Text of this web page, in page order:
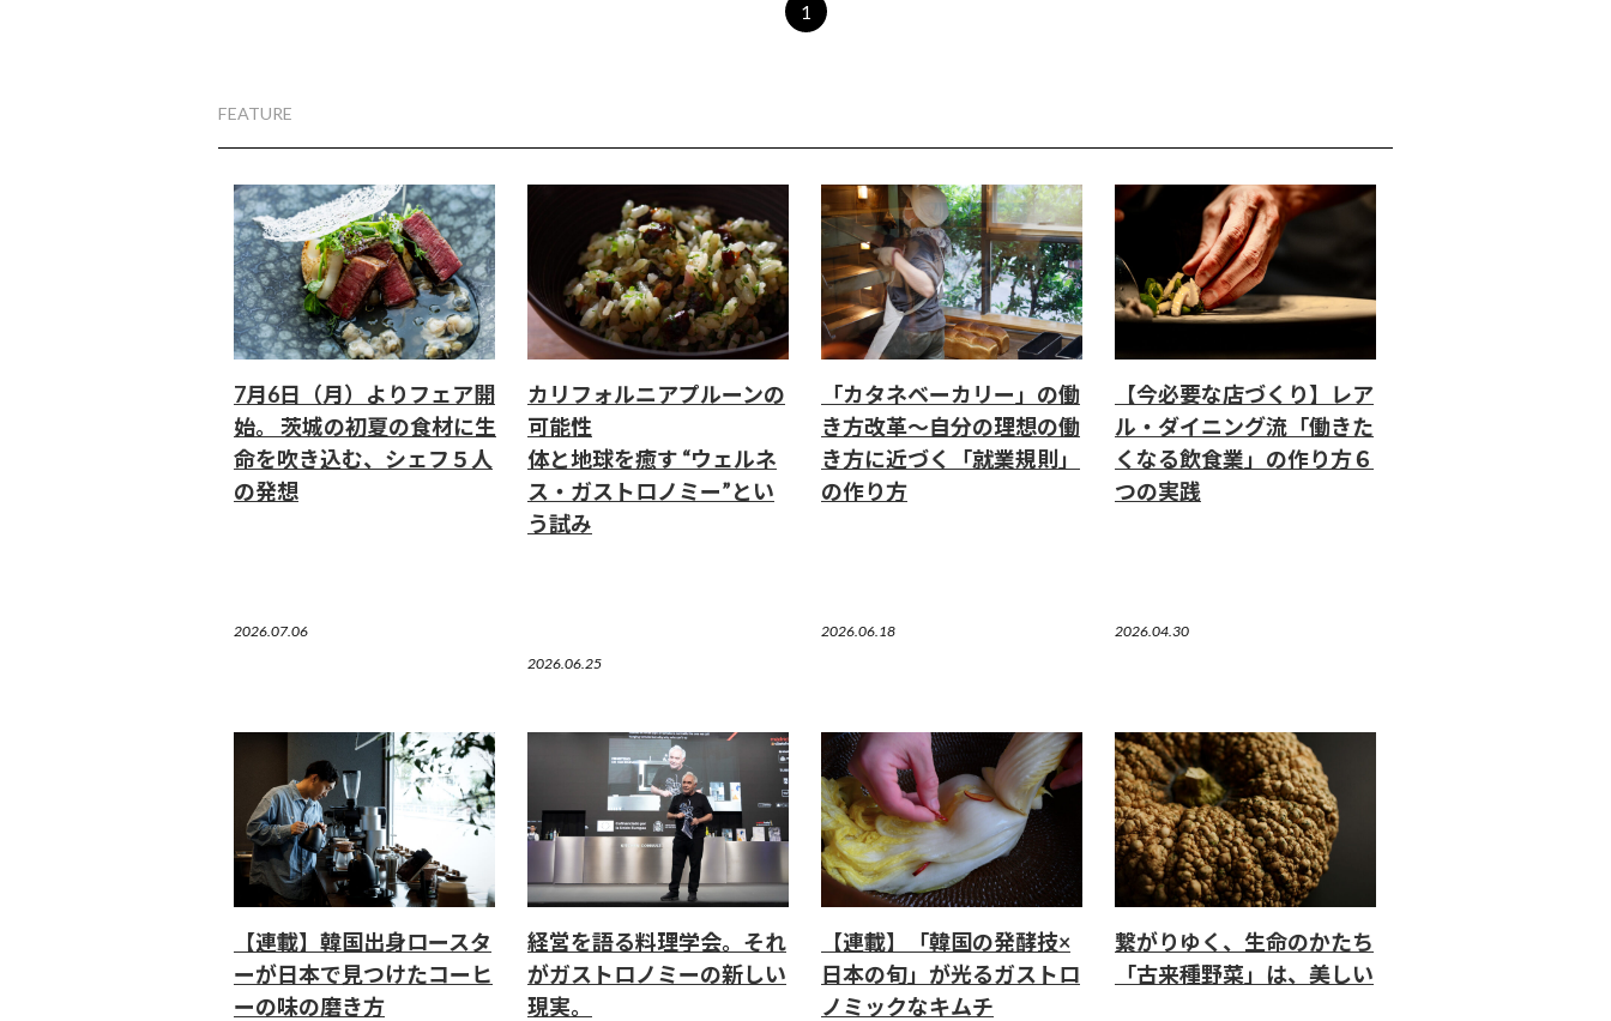
1
FEATURE
7月6日（月）よりフェア開
始。 茨城の初夏の食材に生
命を吹き込む、シェフ５人
の発想
2026.07.06
カリフォルニアプルーンの
可能性
体と地球を癒す “ウェルネ
ス・ガストロノミー”とい
う試み
2026.06.25
「カタネベーカリー」の働
き方改革～自分の理想の働
き方に近づく「就業規則」
の作り方
2026.06.18
【今必要な店づくり】レア
ル・ダイニング流「働きた
くなる飲食業」の作り方６
つの実践
2026.04.30
【連載】韓国出身ロースタ
ーが日本で見つけたコーヒ
ーの味の磨き方
経営を語る料理学会。それ
がガストロノミーの新しい
現実。
【連載】「韓国の発酵技×
日本の旬」が光るガストロ
ノミックなキムチ
繋がりゆく、生命のかたち
「古来種野菜」は、美しい